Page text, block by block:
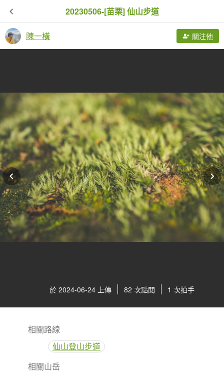
20230506-[苗栗] 仙山步道
陳一橫 關注他
於 2024-06-24 上傳 82 次點閱 1 次拍手
相關路線
仙山登山步道
相關山岳